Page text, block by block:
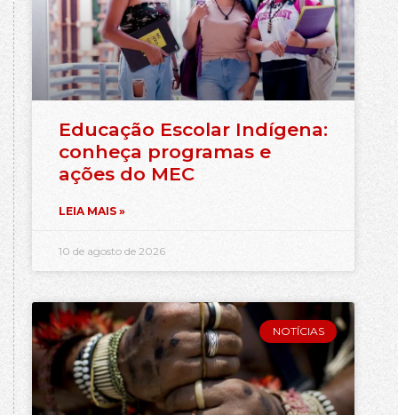
Educação Escolar Indígena:
conheça programas e
ações do MEC
LEIA MAIS »
10 de agosto de 2026
NOTÍCIAS